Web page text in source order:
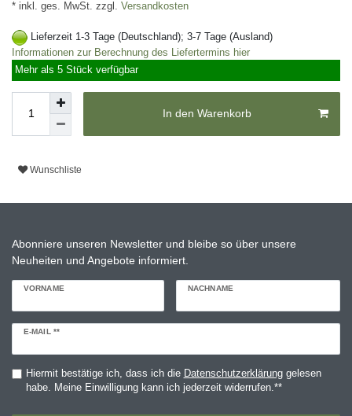
* inkl. ges. MwSt. zzgl. Versandkosten
Lieferzeit 1-3 Tage (Deutschland); 3-7 Tage (Ausland)
Informationen zur Berechnung des Liefertermins hier
Mehr als 5 Stück verfügbar
In den Warenkorb
Wunschliste
Abonniere unseren Newsletter und bleibe so über unsere
Neuheiten und Angebote informiert.
VORNAME NACHNAME
E-MAIL **
Newsletter
Hiermit bestätige ich, dass ich die Daten­schutz­erklärunggelesen
habe. Meine Einwilligung kann ich jederzeit widerrufen.**